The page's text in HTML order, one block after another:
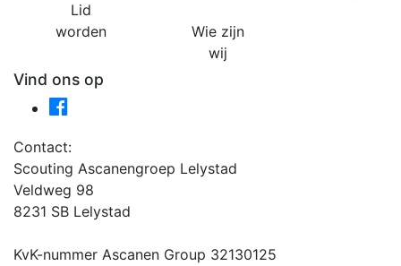
Lid
worden
Wie zijn
wij
Vind ons op
Contact:
Scouting Ascanengroep Lelystad
Veldweg 98
8231 SB Lelystad
KvK-nummer Ascanen Group 32130125